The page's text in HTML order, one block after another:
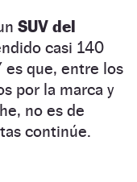
SUV del
casi 140
es que, entre los
por la marca y
no es de
continúe.